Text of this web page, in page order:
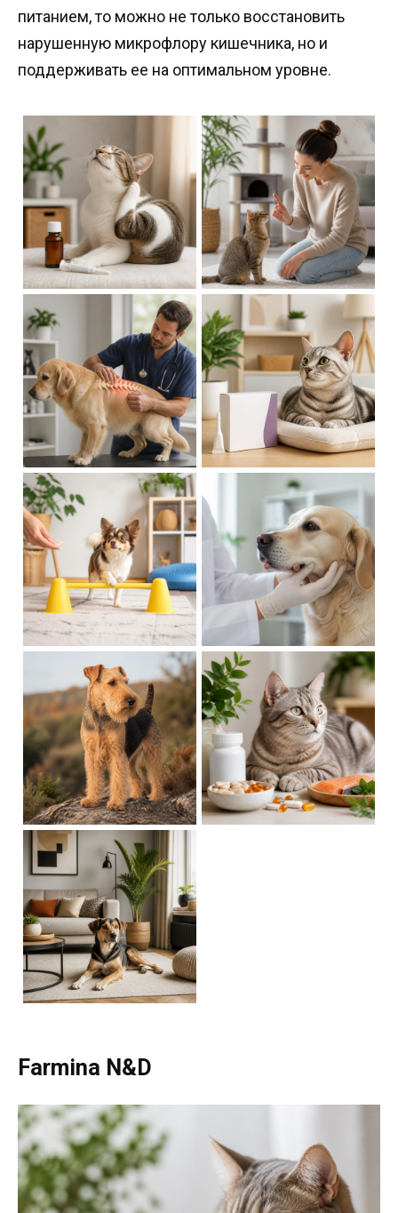
питанием, то можно не только восстановить
нарушенную микрофлору кишечника, но и
поддерживать ее на оптимальном уровне.
Farmina N&D